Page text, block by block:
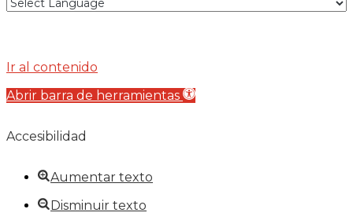
Ir al contenido
Abrir barra de herramientas
Accesibilidad
Aumentar texto
Disminuir texto